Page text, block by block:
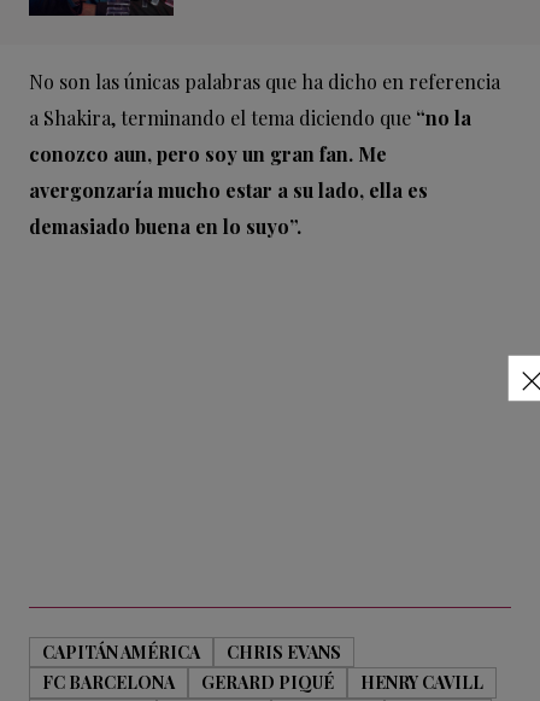
No son las únicas palabras que ha dicho en referencia
a Shakira, terminando el tema diciendo que “no la
conozco aun, pero soy un gran fan. Me
avergonzaría mucho estar a su lado, ella es
demasiado buena en lo suyo”.
CAPITÁN AMÉRICA
CHRIS EVANS
FC BARCELONA
GERARD PIQUÉ
HENRY CAVILL